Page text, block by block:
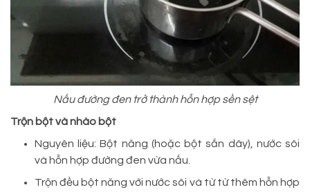
Nấu đường đen trở thành hỗn hợp sền sệt
Trộn bột và nhào bột
Nguyên liệu: Bột năng (hoặc bột sắn dây), nước sôi
và hỗn hợp đường đen vừa nấu.
Trộn đều bột năng với nước sôi và từ từ thêm hỗn hợp